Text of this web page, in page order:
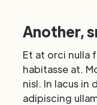
Another,
Et at orci nulla
habitasse at.
nisl. In lacus
adipiscing